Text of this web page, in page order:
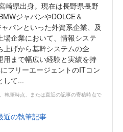
崎県出身。現在は長野県長野
ジャパンやDOLCE＆
パンといった外資系企業、及
場企業において、情報システ
上げから基幹システムの企
用まで幅広い経験と実績を持
フリーエージェントのITコン
して...
執筆時点、または直近の記事の寄稿時点で
近の執筆記事